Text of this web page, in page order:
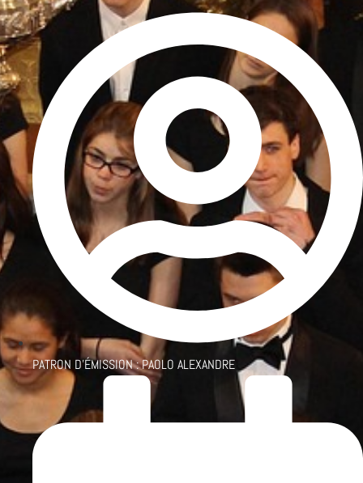
PATRON D'ÉMISSION :PAOLO ALEXANDRE